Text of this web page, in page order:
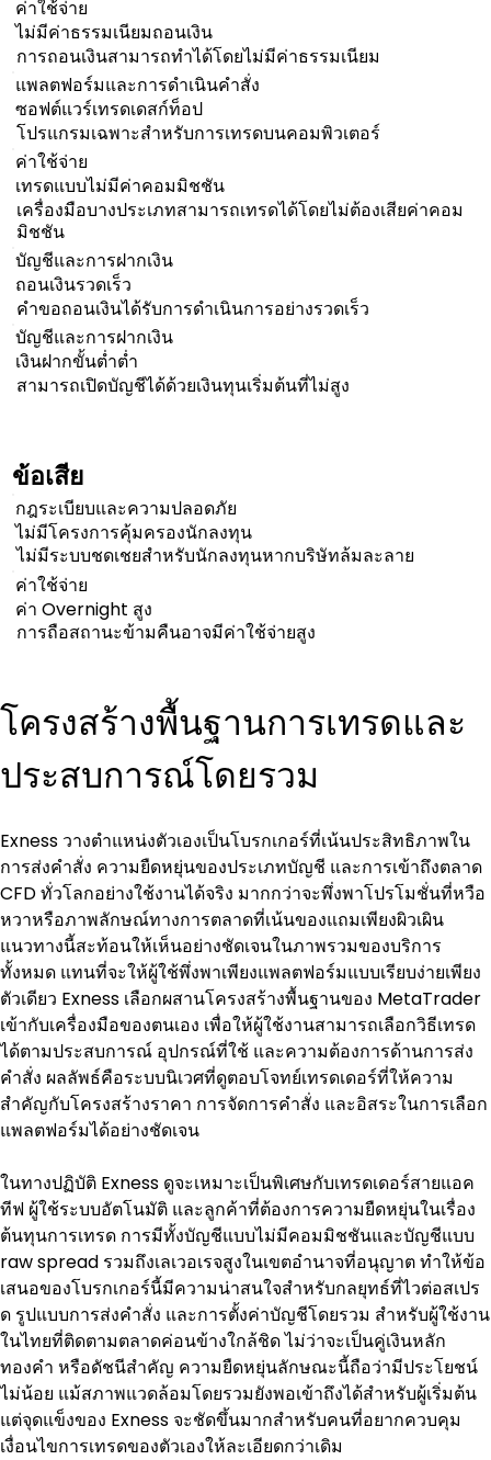
ค่าใช้จ่าย
ไม่มีค่าธรรมเนียมถอนเงิน
การถอนเงินสามารถทำได้โดยไม่มีค่าธรรมเนียม
แพลตฟอร์มและการดำเนินคำสั่ง
ซอฟต์แวร์เทรดเดสก์ท็อป
โปรแกรมเฉพาะสำหรับการเทรดบนคอมพิวเตอร์
ค่าใช้จ่าย
เทรดแบบไม่มีค่าคอมมิชชัน
เครื่องมือบางประเภทสามารถเทรดได้โดยไม่ต้องเสียค่าคอม
มิชชัน
บัญชีและการฝากเงิน
ถอนเงินรวดเร็ว
คำขอถอนเงินได้รับการดำเนินการอย่างรวดเร็ว
บัญชีและการฝากเงิน
เงินฝากขั้นต่ำต่ำ
สามารถเปิดบัญชีได้ด้วยเงินทุนเริ่มต้นที่ไม่สูง
ข้อเสีย
กฎระเบียบและความปลอดภัย
ไม่มีโครงการคุ้มครองนักลงทุน
ไม่มีระบบชดเชยสำหรับนักลงทุนหากบริษัทล้มละลาย
ค่าใช้จ่าย
ค่า Overnight สูง
การถือสถานะข้ามคืนอาจมีค่าใช้จ่ายสูง
โครงสร้างพื้นฐานการเทรดและ
ประสบการณ์โดยรวม
Exness วางตำแหน่งตัวเองเป็นโบรกเกอร์ที่เน้นประสิทธิภาพใน
การส่งคำสั่ง ความยืดหยุ่นของประเภทบัญชี และการเข้าถึงตลาด
CFD ทั่วโลกอย่างใช้งานได้จริง มากกว่าจะพึ่งพาโปรโมชั่นที่หวือ
หวาหรือภาพลักษณ์ทางการตลาดที่เน้นของแถมเพียงผิวเผิน
แนวทางนี้สะท้อนให้เห็นอย่างชัดเจนในภาพรวมของบริการ
ทั้งหมด แทนที่จะให้ผู้ใช้พึ่งพาเพียงแพลตฟอร์มแบบเรียบง่ายเพียง
ตัวเดียว Exness เลือกผสานโครงสร้างพื้นฐานของ MetaTrader
เข้ากับเครื่องมือของตนเอง เพื่อให้ผู้ใช้งานสามารถเลือกวิธีเทรด
ได้ตามประสบการณ์ อุปกรณ์ที่ใช้ และความต้องการด้านการส่ง
คำสั่ง ผลลัพธ์คือระบบนิเวศที่ดูตอบโจทย์เทรดเดอร์ที่ให้ความ
สำคัญกับโครงสร้างราคา การจัดการคำสั่ง และอิสระในการเลือก
แพลตฟอร์มได้อย่างชัดเจน
ในทางปฏิบัติ Exness ดูจะเหมาะเป็นพิเศษกับเทรดเดอร์สายแอค
ทีฟ ผู้ใช้ระบบอัตโนมัติ และลูกค้าที่ต้องการความยืดหยุ่นในเรื่อง
ต้นทุนการเทรด การมีทั้งบัญชีแบบไม่มีคอมมิชชันและบัญชีแบบ
raw spread รวมถึงเลเวอเรจสูงในเขตอำนาจที่อนุญาต ทำให้ข้อ
เสนอของโบรกเกอร์นี้มีความน่าสนใจสำหรับกลยุทธ์ที่ไวต่อสเปร
ด รูปแบบการส่งคำสั่ง และการตั้งค่าบัญชีโดยรวม สำหรับผู้ใช้งาน
ในไทยที่ติดตามตลาดค่อนข้างใกล้ชิด ไม่ว่าจะเป็นคู่เงินหลัก
ทองคำ หรือดัชนีสำคัญ ความยืดหยุ่นลักษณะนี้ถือว่ามีประโยชน์
ไม่น้อย แม้สภาพแวดล้อมโดยรวมยังพอเข้าถึงได้สำหรับผู้เริ่มต้น
แต่จุดแข็งของ Exness จะชัดขึ้นมากสำหรับคนที่อยากควบคุม
เงื่อนไขการเทรดของตัวเองให้ละเอียดกว่าเดิม